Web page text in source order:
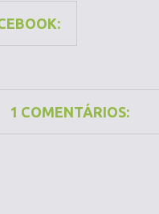
1 COMENTÁRIOS: